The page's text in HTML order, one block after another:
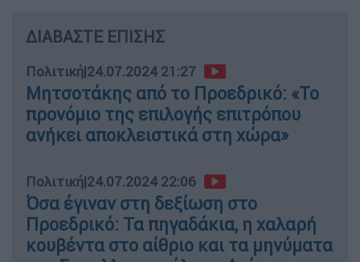
ΔΙΑΒΑΣΤΕ ΕΠΙΣΗΣ
Πολιτική|24.07.2024 21:27
Μητσοτάκης από το Προεδρικό: «Το
προνόμιο της επιλογής επιτρόπου
ανήκει αποκλειστικά στη χώρα»
Πολιτική|24.07.2024 22:06
Όσα έγιναν στη δεξίωση στο
Προεδρικό: Τα πηγαδάκια, η χαλαρή
κουβέντα στο αίθριο και τα μηνύματα